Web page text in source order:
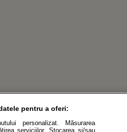
pentru a oferi:
personalizat. Măsurarea
serviciilor. Stocarea și/sau